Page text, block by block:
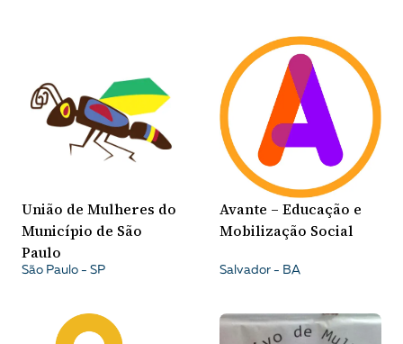
União de Mulheres do
Município de São
Paulo
São Paulo - SP
Avante – Educação e
Mobilização Social
Salvador - BA